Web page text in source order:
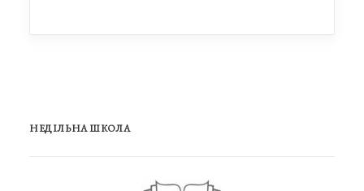
НЕДІЛЬНА ШКОЛА